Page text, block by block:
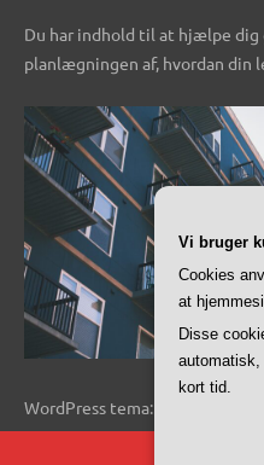
Du har indhold til at hjælpe
planlægningen af, hvordan din
WordPress tema: Dynamico by
Vi bruger
Cookies
at
Disse
kort tid.